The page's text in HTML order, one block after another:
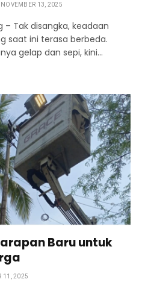
NOVEMBER 13, 2025
– Tak disangka, keadaan
saat ini terasa berbeda.
gelap dan sepi, kini…
Baru untuk
11, 2025